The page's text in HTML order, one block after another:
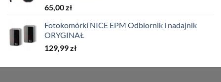
65,00zł
Fotokomórki NICE EPM Odbiornik i nadajnik
ORYGINAŁ
129,99zł